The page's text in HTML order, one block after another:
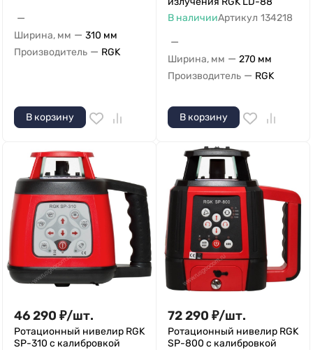
—
Ширина, мм — 310 мм
Производитель — RGK
В корзину
В наличииАртикул 134218
—
Ширина, мм — 270 мм
Производитель — RGK
В корзину
46 290 ₽/шт.
Ротационный нивелир RGK
SP-310 с калибровкой
72 290 ₽/шт.
Ротационный нивелир RGK
SP-800 с калибровкой